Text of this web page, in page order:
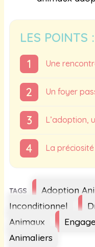
LES POINTS :
Une
Un foyer
L’adoption,
La
Étiquettes
Adoption
Inconditionnel
Animaux
Animaliers